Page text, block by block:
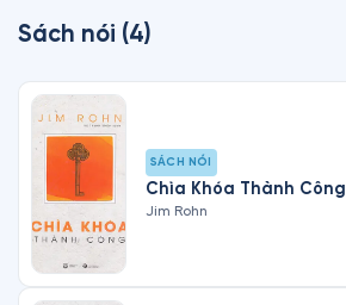
Sách nói (4)
SÁCH NÓI
Chìa Khóa Thành Công
Jim Rohn